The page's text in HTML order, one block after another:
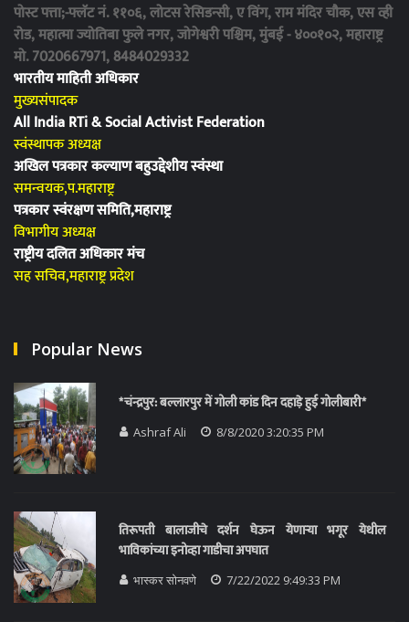
पोस्ट पत्ता;-फ्लॅट नं. ११०६, लोटस रेसिडन्सी, ए विंग, राम मंदिर चौक, एस व्ही
रोड, महात्मा ज्योतिबा फुले नगर, जोगेश्वरी पश्चिम, मुंबई - ४००१०२, महाराष्ट्र
मो. 7020667971, 8484029332
भारतीय माहिती अधिकार
मुख्यसंपादक
All India RTi & Social Activist Federation
स्वंस्थापक अध्यक्ष
अखिल पत्रकार कल्याण बहुउद्देशीय स्वंस्था
समन्वयक,प.महाराष्ट्र
पत्रकार स्वंरक्षण समिति,महाराष्ट्र
विभागीय अध्यक्ष
राष्ट्रीय दलित अधिकार मंच
सह सचिव,महाराष्ट्र प्रदेश
Popular News
*चंन्द्रपुर: बल्लारपुर में गोली कांड दिन दहाड़े हुई गोलीबारी*
Ashraf Ali 8/8/2020 3:20:35 PM
तिरूपती बालाजीचे दर्शन घेऊन येणाऱ्या भगूर येथील
भाविकांच्या इनोव्हा गाडीचा अपघात
भास्कर सोनवणे 7/22/2022 9:49:33 PM